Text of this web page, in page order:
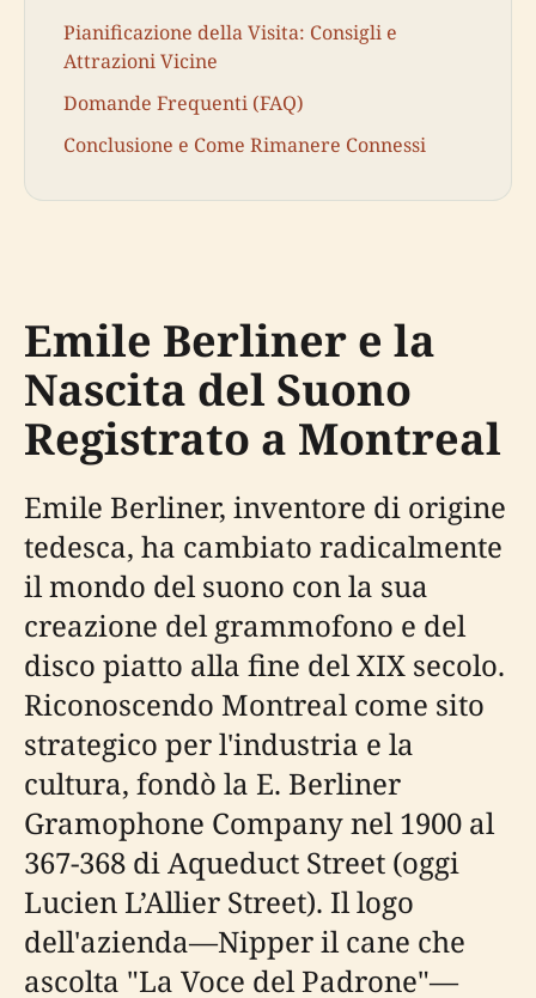
Pianificazione della Visita: Consigli e
Attrazioni Vicine
Domande Frequenti (FAQ)
Conclusione e Come Rimanere Connessi
Emile Berliner e la
Nascita del Suono
Registrato a Montreal
Emile Berliner, inventore di origine
tedesca, ha cambiato radicalmente
il mondo del suono con la sua
creazione del grammofono e del
disco piatto alla fine del XIX secolo.
Riconoscendo Montreal come sito
strategico per l'industria e la
cultura, fondò la E. Berliner
Gramophone Company nel 1900 al
367-368 di Aqueduct Street (oggi
Lucien L’Allier Street). Il logo
dell'azienda—Nipper il cane che
ascolta "La Voce del Padrone"—